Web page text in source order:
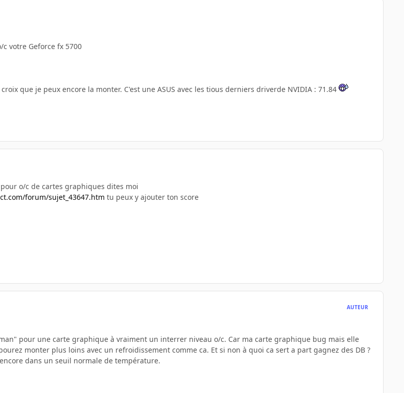
votre Geforce fx 5700
que je peux encore la monter. C'est une ASUS avec les tious derniers driverde NVIDIA : 71.84
o/c de cartes graphiques dites moi
forum/sujet_43647.htm tu peux y ajouter ton score
AUTEUR
pour une carte graphique à vraiment un interrer niveau o/c. Car ma carte graphique bug mais elle
monter plus loins avec un refroidissement comme ca. Et si non à quoi ca sert a part gagnez des DB ?
dans un seuil normale de température.